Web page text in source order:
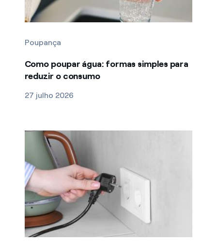
Poupança
Como poupar água: formas simples para
reduzir o consumo
27 julho 2026